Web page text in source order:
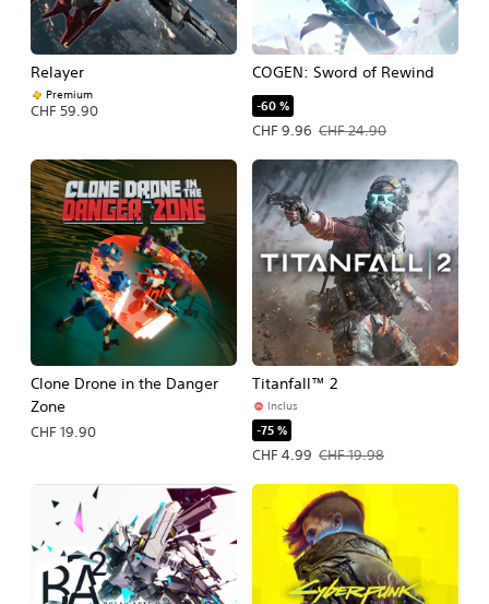
Relayer
Premium
CHF 59.90
COGEN: Sword of Rewind
-60 %
CHF 9.96
Prix de l'offre : CHF 9.96 Prix initial :
CHF 24.90
Clone Drone in the Danger
Zone
CHF 19.90
Titanfall™ 2
Inclus
-75 %
CHF 4.99
Prix de l'offre : CHF 4.99 Prix initial :
CHF 19.98